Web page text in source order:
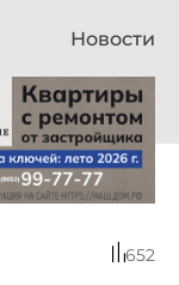
Новости
652